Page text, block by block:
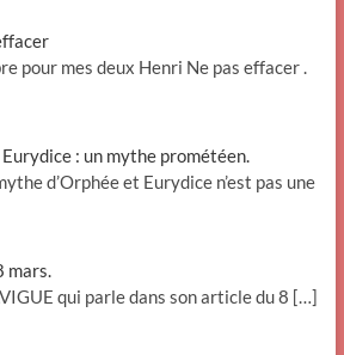
pour mes deux Henri Ne pas effacer .
: un mythe prométéen.
d’Orphée et Eurydice n’est pas une
mars.
qui parle dans son article du 8 […]